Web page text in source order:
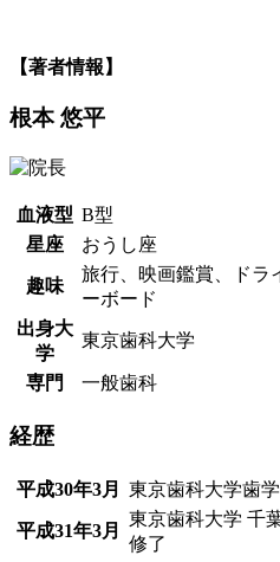
【著者情報】
根本 悠平
血液型 B型
星座
おうし座
趣味
旅行、映画鑑賞、ドラ
ーボード
出身大
学
東京歯科大学
専門 一般歯科
経歴
平成30年3月 東京歯科大学歯
平成31年3月
東京歯科大学 千
修了